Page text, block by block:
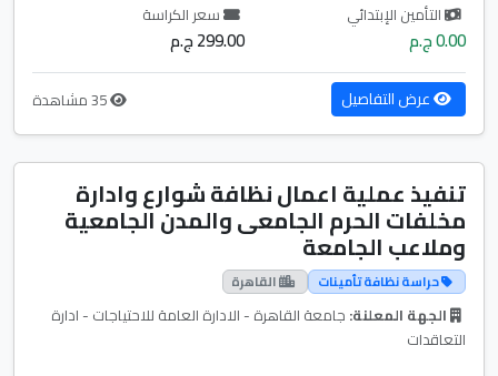
التأمين الإبتدائي
0.00 ج.م
سعر الكراسة
299.00 ج.م
عرض التفاصيل
تنفيذ عملية اعمال نظافة شوارع وادارة
مخلفات الحرم الجامعى والمدن الجامعية
وملاعب الجامعة
حراسة نظافة تأمينات القاهرة
الجهة المعلنة: جامعة القاهرة - الادارة العامة للاحتياجات - ادارة
التعاقدات